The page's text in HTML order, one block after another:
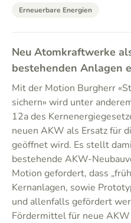
Erneuerbare Energien
Neu Atomkraftwerke
bestehenden Anlagen
Mit der Motion Burgherr
sichern» wird unter
12a des
neuen AKW als Ersatz für
geöffnet wird. Es stellt
bestehende AKW-
Motion gefordert, dass
Kernanlagen, sowie
und allenfalls gefördert
Fördermittel für neue